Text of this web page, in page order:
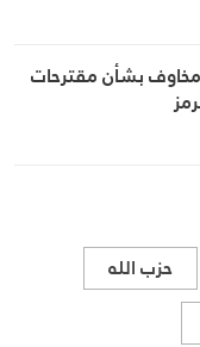
بشأن مقترحات
حزب الله